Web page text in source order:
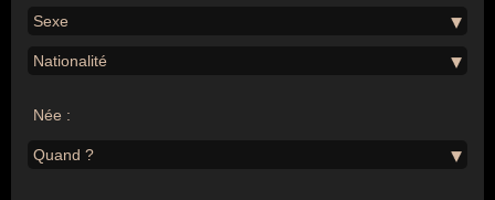
Sexe
Nationalité
Née :
Quand ?